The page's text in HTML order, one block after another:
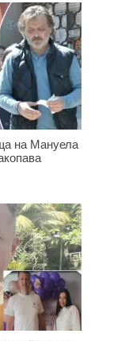
на Мануела